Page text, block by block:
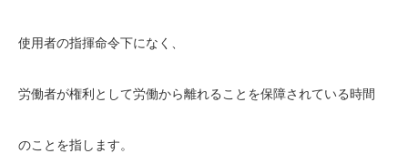
使用者の指揮命令下になく、
労働者が権利として労働から離れることを保障されている時間
のことを指します。